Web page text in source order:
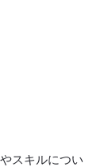
スキルについ